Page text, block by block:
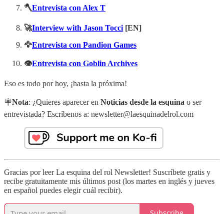
🪓Entrevista con Alex T
🚀Interview with Jason Tocci [EN]
🦅Entrevista con Pandion Games
👁️Entrevista con Goblin Archives
Eso es todo por hoy, ¡hasta la próxima!
🪧Nota: ¿Quieres aparecer en Noticias desde la esquina o ser
entrevistada? Escríbenos a: newsletter@laesquinadelrol.com
Gracias por leer La esquina del rol Newsletter! Suscríbete gratis y
recibe gratuitamente mis últimos post (los martes en inglés y jueves
en español puedes elegir cuál recibir).